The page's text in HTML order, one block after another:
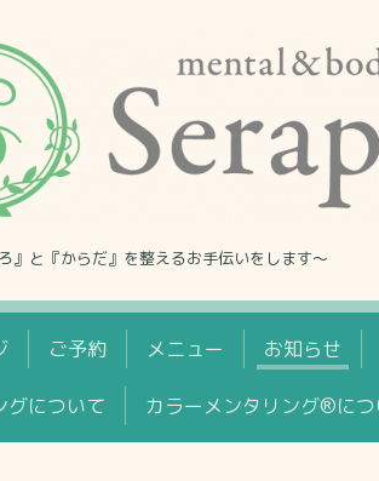
』と『からだ』を整えるお手伝いをします〜
ご予約 メニュー お知らせ
グについて カラーメンタリング®につ